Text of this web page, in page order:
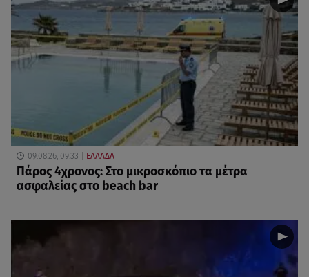
09.08.26, 09:33 ΕΛΛΑΔΑ
Πάρος 4χρονος: Στο μικροσκόπιο τα μέτρα
ασφαλείας στο beach bar